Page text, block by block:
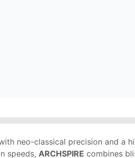
neo-classical precision and a
speeds, ARCHSPIRE combines